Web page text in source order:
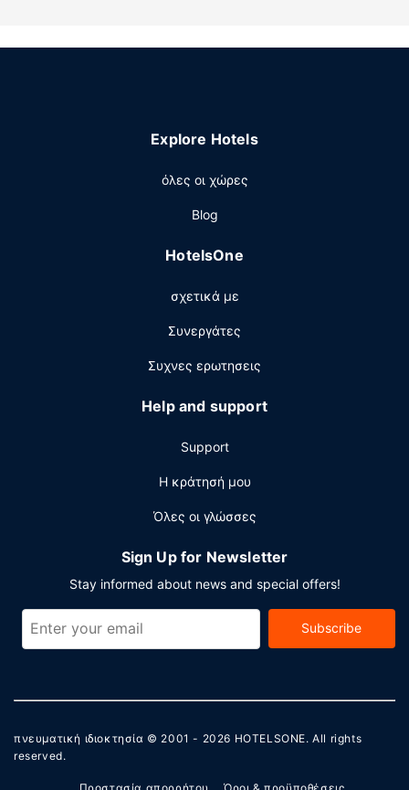
Explore Hotels
όλες οι χώρες
Blog
HotelsOne
σχετικά με
Συνεργάτες
Συχνες ερωτησεις
Help and support
Support
Η κράτησή μου
Όλες οι γλώσσες
Sign Up for Newsletter
Stay informed about news and special offers!
Subscribe
πνευματική ιδιοκτησία © 2001 - 2026 HOTELSONE. All rights
reserved.